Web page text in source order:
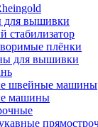
для вышивки
стабилизатор
плёнки
для вышивки
швейные машины
машины